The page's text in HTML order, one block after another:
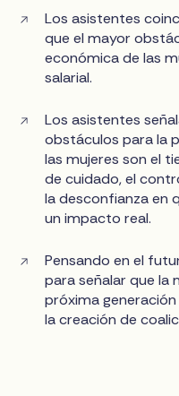
Los asistentes
que el mayor
económica de las
salarial.
Los asistentes
obstáculos para la
las mujeres son el
de cuidado, el
la desconfianza en
un impacto real.
Pensando en el
para señalar que la
próxima
la creación de